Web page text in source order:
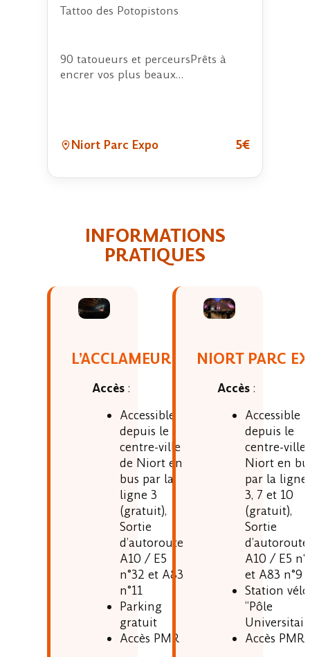
Tattoo des Potopistons
90 tatoueurs et perceursPrêts à
encrer vos plus beaux…
Niort Parc Expo 5€
INFORMATIONS
PRATIQUES
L’ACCLAMEUR
Accès :
Accessible
depuis le
centre-ville
de Niort en
bus par la
ligne 3
(gratuit),
Sortie
d’autoroute
A10 / E5
n°32 et A83
n°11
Parking
gratuit
Accès PMR
NIORT PARC
Accès :
Accessible
depuis le
centre-ville
Niort en
par la ligne
3, 7 et 10
(gratuit),
Sortie
d’autoroute
A10 / E5
et A83 n°9
Station
“Pôle
Accès PMR